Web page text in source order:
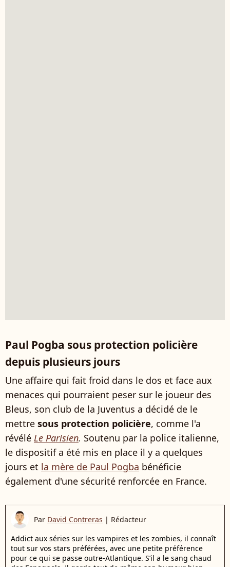
Paul Pogba sous protection policière
depuis plusieurs jours
Une affaire qui fait froid dans le dos et face aux
menaces qui pourraient peser sur le joueur des
Bleus, son club de la Juventus a décidé de le
mettre sous protection policière, comme l'a
révélé Le Parisien. Soutenu par la police italienne,
le dispositif a été mis en place il y a quelques
jours et la mère de Paul Pogba bénéficie
également d'une sécurité renforcée en France.
Par David Contreras | Rédacteur
Addict aux séries sur les vampires et les zombies, il connaît
tout sur vos stars préférées, avec une petite préférence
pour ce qui se passe outre-Atlantique. S’il a le sang chaud